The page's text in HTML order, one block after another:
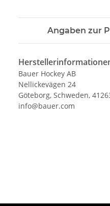
Angaben zur
Bauer Hockey AB
Nellickevägen 24
Göteborg, Schweden,
info@bauer.com